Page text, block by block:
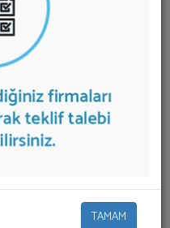
TAMAM
Ürün Pazarı
Yöresel ve Organik
seçim yapıp ya da
toplu olarak teklif